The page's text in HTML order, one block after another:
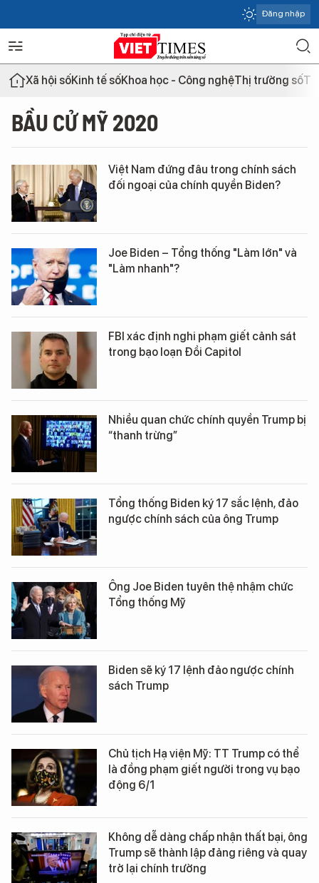
Đăng nhập
Xã hội sốKinh tế sốKhoa học - Công nghệThị trường số
BẦU CỬ MỸ 2020
Việt Nam đứng đâu trong chính sách
đối ngoại của chính quyền Biden?
Joe Biden – Tổng thống "Làm lớn" và
"Làm nhanh"?
FBI xác định nghi phạm giết cảnh sát
trong bạo loạn Đồi Capitol
Nhiều quan chức chính quyền Trump bị
“thanh trừng”
Tổng thống Biden ký 17 sắc lệnh, đảo
ngược chính sách của ông Trump
Ông Joe Biden tuyên thệ nhậm chức
Tổng thống Mỹ
Biden sẽ ký 17 lệnh đảo ngược chính
sách Trump
Chủ tịch Hạ viện Mỹ: TT Trump có thể
là đồng phạm giết người trong vụ bạo
động 6/1
Không dễ dàng chấp nhận thất bại, ông
Trump sẽ thành lập đảng riêng và quay
trở lại chính trường